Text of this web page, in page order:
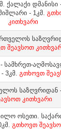
ქალაქი
- 1კმ.
კითხვარი
შეავსოთ
სამხრეთ-
3კმ. გთხოვთ
საზღვრიდან
კითხვარი
ოსეთი.
გთხოვთ